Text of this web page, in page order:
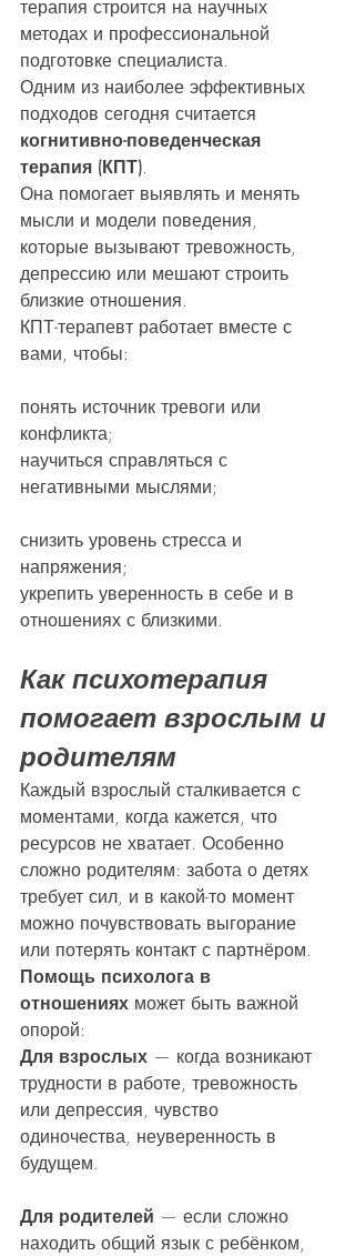
терапия строится на научных
методах и профессиональной
подготовке специалиста.
Одним из наиболее эффективных
подходов сегодня считается
когнитивно-поведенческая
терапия (КПТ).
Она помогает выявлять и менять
мысли и модели поведения,
которые вызывают тревожность,
депрессию или мешают строить
близкие отношения.
КПТ-терапевт работает вместе с
вами, чтобы:
понять источник тревоги или
конфликта;
научиться справляться с
негативными мыслями;
снизить уровень стресса и
напряжения;
укрепить уверенность в себе и в
отношениях с близкими.
Как психотерапия
помогает взрослым и
родителям
Каждый взрослый сталкивается с
моментами, когда кажется, что
ресурсов не хватает. Особенно
сложно родителям: забота о детях
требует сил, и в какой-то момент
можно почувствовать выгорание
или потерять контакт с партнёром.
Помощь психолога в
отношениях может быть важной
опорой:
Для взрослых — когда возникают
трудности в работе, тревожность
или депрессия, чувство
одиночества, неуверенность в
будущем.
Для родителей — если сложно
находить общий язык с ребёнком,